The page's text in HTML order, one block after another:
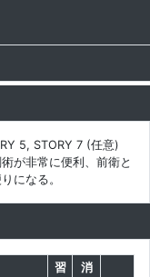
5, STORY 7 (任意)
が非常に便利、前衛と
になる。
習
消